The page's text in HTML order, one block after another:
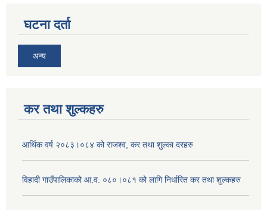
घटना दर्ता
अन्य
कर तथा शुल्कहरु
आर्थिक वर्ष २०८३।०८४ को राजश्व, कर तथा शुल्का दरहरु
विहादी गाउँपालिकाको आ.व. ०८०।०८१ को लागि निर्धारित कर तथा शुल्कहरु